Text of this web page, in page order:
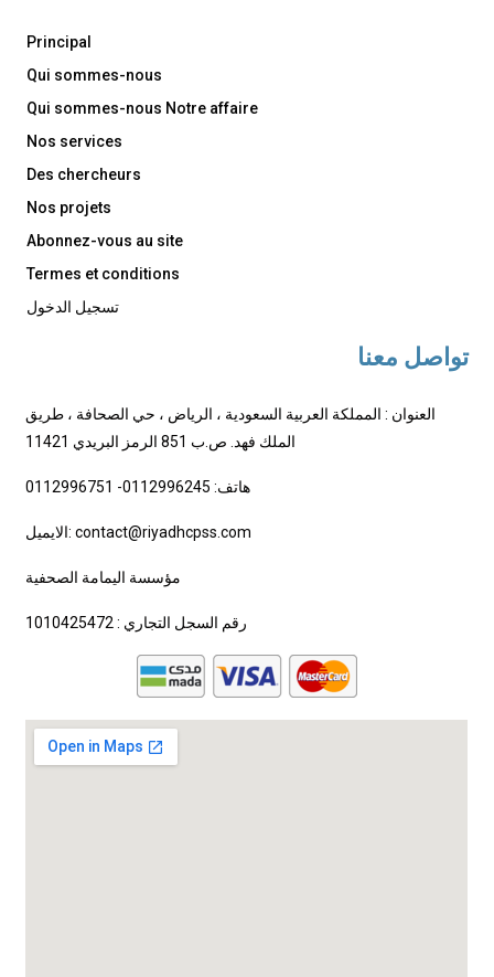
Principal
Qui sommes-nous
Qui sommes-nous Notre affaire
Nos services
Des chercheurs
Nos projets
Abonnez-vous au site
Termes et conditions
تسجيل الدخول
تواصل معنا
العنوان : المملكة العربية السعودية ، الرياض ، حي الصحافة ، طريق
الملك فهد. ص.ب 851 الرمز البريدي 11421
هاتف: 0112996245- 0112996751
الايميل: contact@riyadhcpss.com
مؤسسة اليمامة الصحفية
رقم السجل التجاري : 1010425472